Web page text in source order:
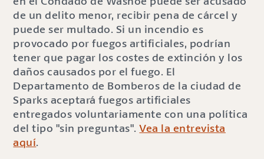
de un delito menor, recibir pena de cárcel y
puede ser multado. Si un incendio es
provocado por fuegos artificiales, podrían
tener que pagar los costes de extinción y los
daños causados por el fuego. El
Departamento de Bomberos de la ciudad de
Sparks aceptará fuegos artificiales
entregados voluntariamente con una política
del tipo "sin preguntas".Vea la entrevista
aquí.